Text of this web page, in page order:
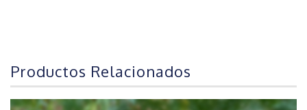
Productos Relacionados